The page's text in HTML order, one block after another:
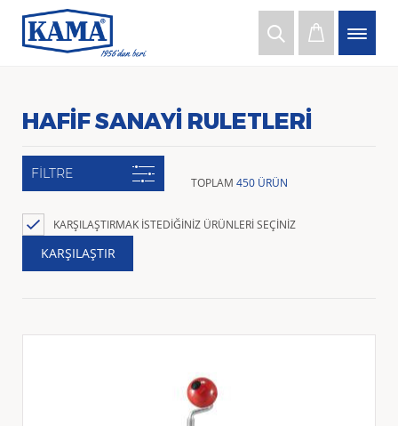
HAFIF SANAYI RULETLERI
FİLTRE
TOPLAM 450 ÜRÜN
KARŞILAŞTIRMAK İSTEDIĞINIZ ÜRÜNLERI SEÇINIZ
KARŞILAŞTIR